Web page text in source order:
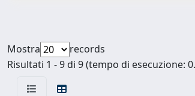
Mostra
records
Risultati 1 - 9 di 9 (tempo di esecuzione: